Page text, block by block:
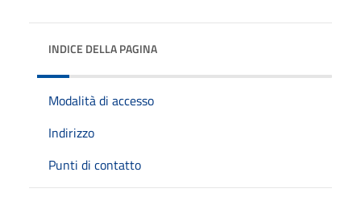
INDICE DELLA PAGINA
Modalità di accesso
Indirizzo
Punti di contatto